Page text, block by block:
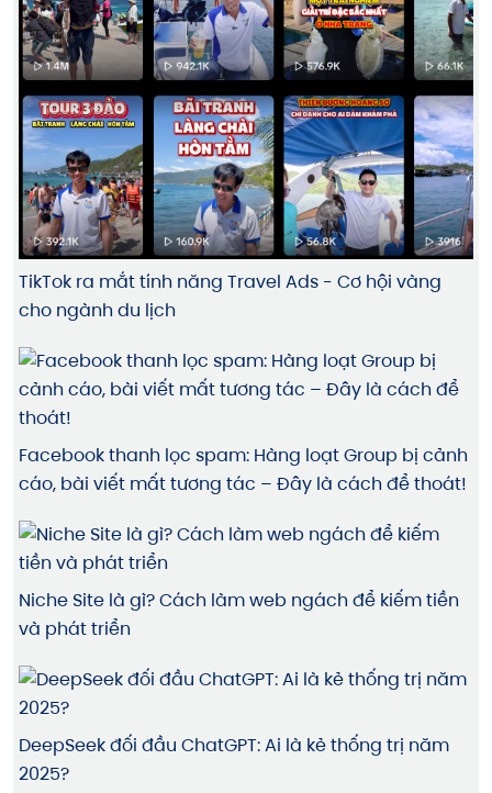
TikTok ra mắt tính năng Travel Ads - Cơ hội vàng
cho ngành du lịch
Facebook thanh lọc spam: Hàng loạt Group bị cảnh
cáo, bài viết mất tương tác – Đây là cách để thoát!
Niche Site là gì? Cách làm web ngách để kiếm tiền
và phát triển
DeepSeek đối đầu ChatGPT: Ai là kẻ thống trị năm
2025?